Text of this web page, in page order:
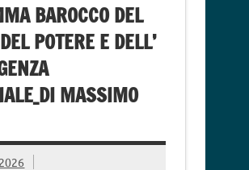
BAROCCO DEL
POTERE E DELL’
MASSIMO